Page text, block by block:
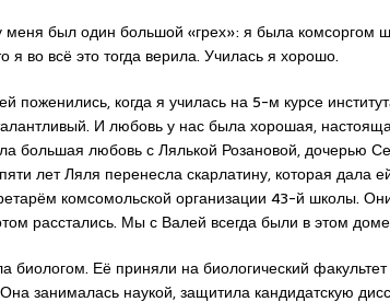
был один большой «грех»: я была комсоргом
я во всё это тогда верила. Училась я хорошо.
поженились, когда я училась на 5-м курсе
И любовь у нас была хорошая,
большая любовь с Лялькой Розановой, дочерью
лет Ляля перенесла скарлатину, которая
комсомольской организации 43-й школы.
расстались. Мы с Валей всегда были в этом
биологом. Её приняли на биологический
занималась наукой, защитила кандидатскую